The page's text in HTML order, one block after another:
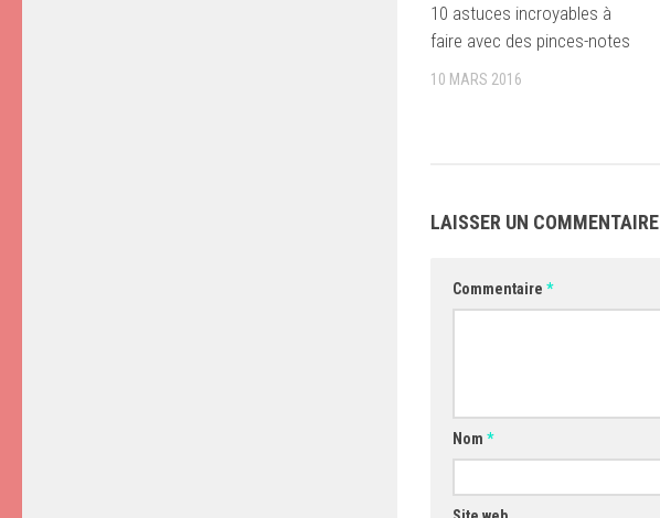
10 astuces incroyables à
faire avec des pinces-notes
10 MARS 2016
LAISSER UN COMMENTAIRE
Commentaire *
Nom *